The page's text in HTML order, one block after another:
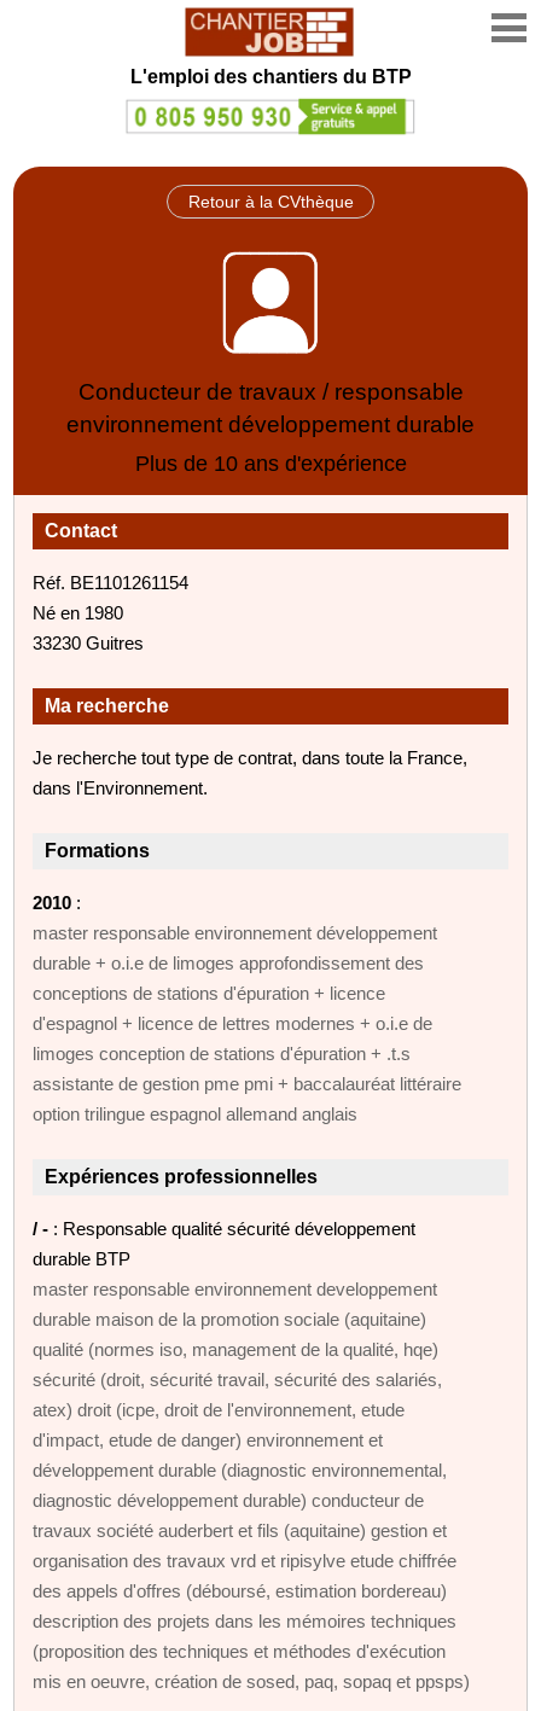
L'emploi des chantiers du BTP
Retour à la CVthèque
Conducteur de travaux / responsable
environnement développement durable
Plus de 10 ans d'expérience
Contact
Réf. BE1101261154
Né en 1980
33230 Guitres
Ma recherche
Je recherche tout type de contrat, dans toute la France,
dans l'Environnement.
Formations
2010 :
master responsable environnement développement
durable + o.i.e de limoges approfondissement des
conceptions de stations d'épuration + licence
d'espagnol + licence de lettres modernes + o.i.e de
limoges conception de stations d'épuration + .t.s
assistante de gestion pme pmi + baccalauréat littéraire
option trilingue espagnol allemand anglais
Expériences professionnelles
/ - : Responsable qualité sécurité développement
durable BTP
master responsable environnement developpement
durable maison de la promotion sociale (aquitaine)
qualité (normes iso, management de la qualité, hqe)
sécurité (droit, sécurité travail, sécurité des salariés,
atex) droit (icpe, droit de l'environnement, etude
d'impact, etude de danger) environnement et
développement durable (diagnostic environnemental,
diagnostic développement durable) conducteur de
travaux société auderbert et fils (aquitaine) gestion et
organisation des travaux vrd et ripisylve etude chiffrée
des appels d'offres (déboursé, estimation bordereau)
description des projets dans les mémoires techniques
(proposition des techniques et méthodes d'exécution
mis en oeuvre, création de sosed, paq, sopaq et ppsps)